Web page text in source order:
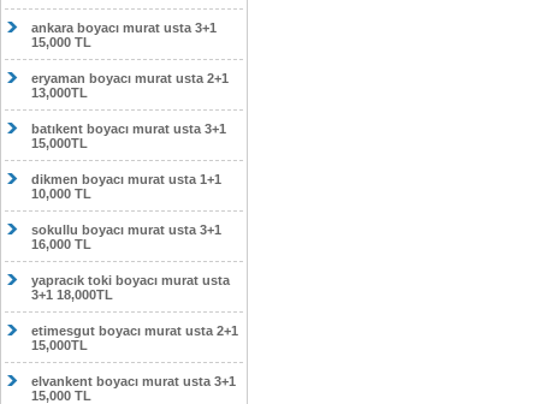
ankara boyacı murat usta 3+1
15,000 TL
eryaman boyacı murat usta 2+1
13,000TL
batıkent boyacı murat usta 3+1
15,000TL
dikmen boyacı murat usta 1+1
10,000 TL
sokullu boyacı murat usta 3+1
16,000 TL
yapracık toki boyacı murat usta
3+1 18,000TL
etimesgut boyacı murat usta 2+1
15,000TL
elvankent boyacı murat usta 3+1
15,000 TL